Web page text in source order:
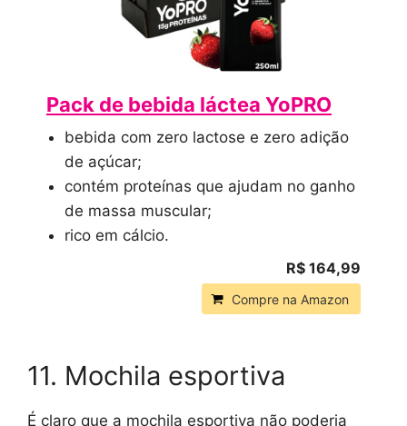
Pack de bebida láctea YoPRO
bebida com zero lactose e zero adição
de açúcar;
contém proteínas que ajudam no ganho
de massa muscular;
rico em cálcio.
R$ 164,99
Compre na Amazon
11. Mochila esportiva
É claro que a mochila esportiva não poderia